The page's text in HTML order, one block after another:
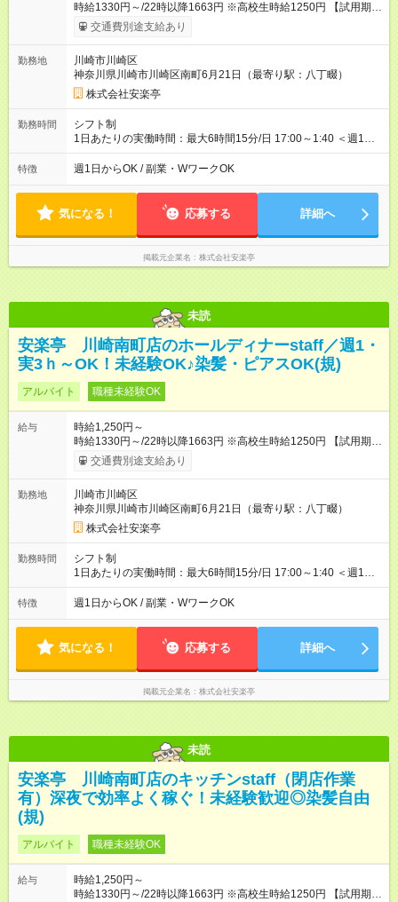
時給1330円～/22時以降1663円 ※高校生時給1250円 【試用期
間】試用期間あり 試用期間の長さ：12ヶ月 雇用形態、給与は本
採用時と同じです。 ※最大12ヶ月の間で、合計30時間の試用期
交通費別途支給あり
勤務地
川崎市川崎区
神奈川県川崎市川崎区南町6月21日（最寄り駅：八丁畷）
株式会社安楽亭
勤務時間
シフト制
1日あたりの実働時間：最大6時間15分/日 17:00～1:40 ＜週1日
～/短時間OK！＞ ※18歳未満・高校生は21:30までの勤務 ・シフ
トは自己申告制だから私生活優先でOK◎ ・週1日もあれば週5日
して短時間」など希望に合わせて働けます！
特徴 週1日からOK / 副業・WワークOK
気になる！ 応募する 詳細へ
掲載元企業名 株式会社安楽亭
未読
安楽亭 川崎南町店のホールディナーstaff／週1・
実3ｈ～OK！未経験OK♪染髪・ピアスOK(規)
アルバイト 職種未経験OK
給与
時給1,250円～
時給1330円～/22時以降1663円 ※高校生時給1250円 【試用期
間】試用期間あり 試用期間の長さ：12ヶ月 雇用形態、給与は本
採用時と同じです。 ※最大12ヶ月の間で、合計30時間の試用期
交通費別途支給あり
勤務地
川崎市川崎区
神奈川県川崎市川崎区南町6月21日（最寄り駅：八丁畷）
株式会社安楽亭
勤務時間
シフト制
1日あたりの実働時間：最大6時間15分/日 17:00～1:40 ＜週1日
～/短時間OK！＞ ※18歳未満・高校生は21:30までの勤務 ・シフ
トは自己申告制だから私生活優先でOK◎ ・週1日もあれば週5日
して短時間」など希望に合わせて働けます！
特徴 週1日からOK / 副業・WワークOK
気になる！ 応募する 詳細へ
掲載元企業名 株式会社安楽亭
未読
安楽亭 川崎南町店のキッチンstaff（閉店作業
有）深夜で効率よく稼ぐ！未経験歓迎◎染髪自由
(規)
アルバイト 職種未経験OK
給与
時給1,250円～
時給1330円～/22時以降1663円 ※高校生時給1250円 【試用期